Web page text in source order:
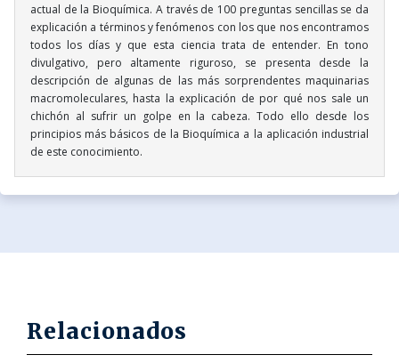
actual de la Bioquímica. A través de 100 preguntas sencillas se da
explicación a términos y fenómenos con los que nos encontramos
todos los días y que esta ciencia trata de entender. En tono
divulgativo, pero altamente riguroso, se presenta desde la
descripción de algunas de las más sorprendentes maquinarias
macromoleculares, hasta la explicación de por qué nos sale un
chichón al sufrir un golpe en la cabeza. Todo ello desde los
principios más básicos de la Bioquímica a la aplicación industrial
de este conocimiento.
Relacionados